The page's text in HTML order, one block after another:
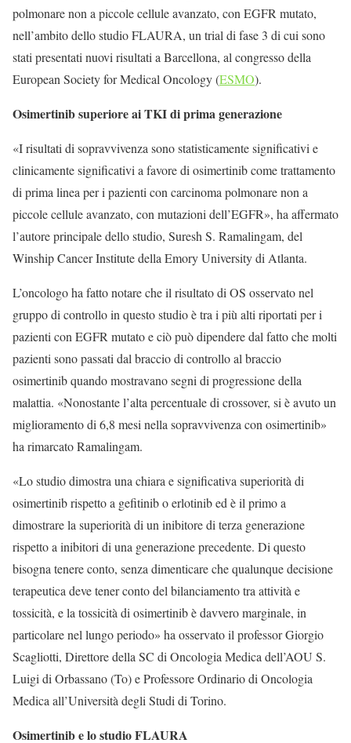
polmonare non a piccole cellule avanzato, con EGFR mutato,
nell’ambito dello studio FLAURA, un trial di fase 3 di cui sono
stati presentati nuovi risultati a Barcellona, al congresso della
European Society for Medical Oncology (ESMO).
Osimertinib superiore ai TKI di prima generazione
«I risultati di sopravvivenza sono statisticamente significativi e
clinicamente significativi a favore di osimertinib come trattamento
di prima linea per i pazienti con carcinoma polmonare non a
piccole cellule avanzato, con mutazioni dell’EGFR», ha affermato
l’autore principale dello studio, Suresh S. Ramalingam, del
Winship Cancer Institute della Emory University di Atlanta.
L’oncologo ha fatto notare che il risultato di OS osservato nel
gruppo di controllo in questo studio è tra i più alti riportati per i
pazienti con EGFR mutato e ciò può dipendere dal fatto che molti
pazienti sono passati dal braccio di controllo al braccio
osimertinib quando mostravano segni di progressione della
malattia. «Nonostante l’alta percentuale di crossover, si è avuto un
miglioramento di 6,8 mesi nella sopravvivenza con osimertinib»
ha rimarcato Ramalingam.
«Lo studio dimostra una chiara e significativa superiorità di
osimertinib rispetto a gefitinib o erlotinib ed è il primo a
dimostrare la superiorità di un inibitore di terza generazione
rispetto a inibitori di una generazione precedente. Di questo
bisogna tenere conto, senza dimenticare che qualunque decisione
terapeutica deve tener conto del bilanciamento tra attività e
tossicità, e la tossicità di osimertinib è davvero marginale, in
particolare nel lungo periodo» ha osservato il professor Giorgio
Scagliotti, Direttore della SC di Oncologia Medica dell’AOU S.
Luigi di Orbassano (To) e Professore Ordinario di Oncologia
Medica all’Università degli Studi di Torino.
Osimertinib e lo studio FLAURA